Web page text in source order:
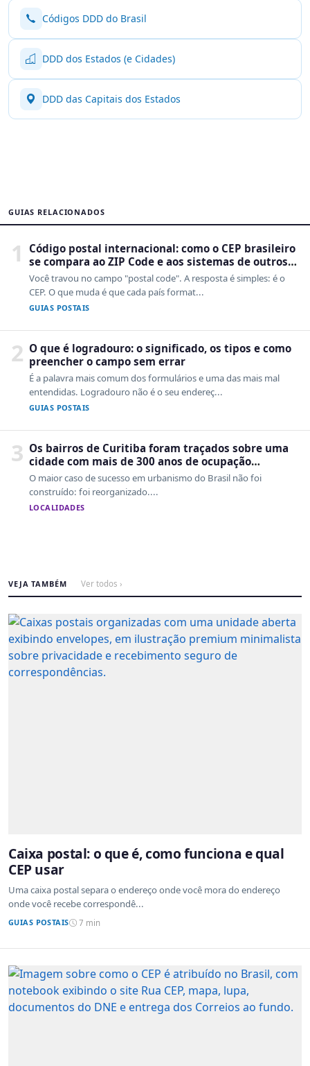
Códigos DDD do Brasil
DDD dos Estados (e Cidades)
DDD das Capitais dos Estados
GUIAS RELACIONADOS
1
Código postal internacional: como o CEP brasileiro
se compara ao ZIP Code e aos sistemas de outros
países
Você travou no campo "postal code". A resposta é simples: é o
CEP. O que muda é que cada país format...
GUIAS POSTAIS
2 O que é logradouro: o significado, os tipos e como
preencher o campo sem errar
É a palavra mais comum dos formulários e uma das mais mal
entendidas. Logradouro não é o seu endereç...
GUIAS POSTAIS
3 Os bairros de Curitiba foram traçados sobre uma
cidade com mais de 300 anos de ocupação
desordenada
O maior caso de sucesso em urbanismo do Brasil não foi
construído: foi reorganizado....
LOCALIDADES
VEJA TAMBÉM Ver todos ›
Caixa postal: o que é, como funciona e qual
CEP usar
Uma caixa postal separa o endereço onde você mora do endereço
onde você recebe correspondê...
GUIAS POSTAIS 7 min